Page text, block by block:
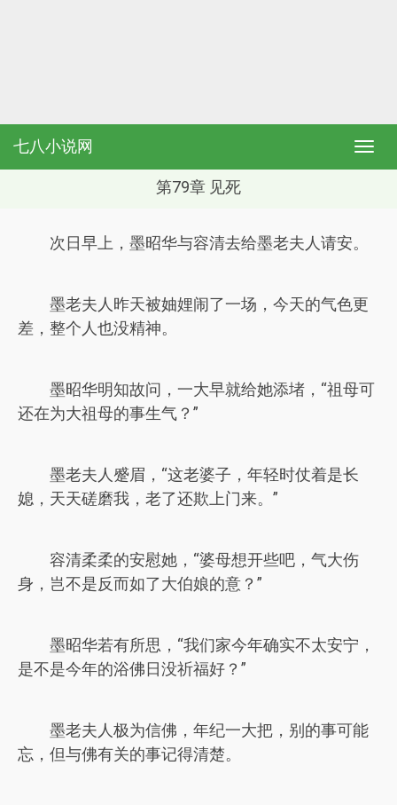
七八小说网
第79章 见死
次日早上，墨昭华与容清去给墨老夫人请安。
墨老夫人昨天被妯娌闹了一场，今天的气色更
差，整个人也没精神。
墨昭华明知故问，一大早就给她添堵，“祖母可
还在为大祖母的事生气？”
墨老夫人蹙眉，“这老婆子，年轻时仗着是长
媳，天天磋磨我，老了还欺上门来。”
容清柔柔的安慰她，“婆母想开些吧，气大伤
身，岂不是反而如了大伯娘的意？”
墨昭华若有所思，“我们家今年确实不太安宁，
是不是今年的浴佛日没祈福好？”
墨老夫人极为信佛，年纪一大把，别的事可能
忘，但与佛有关的事记得清楚。